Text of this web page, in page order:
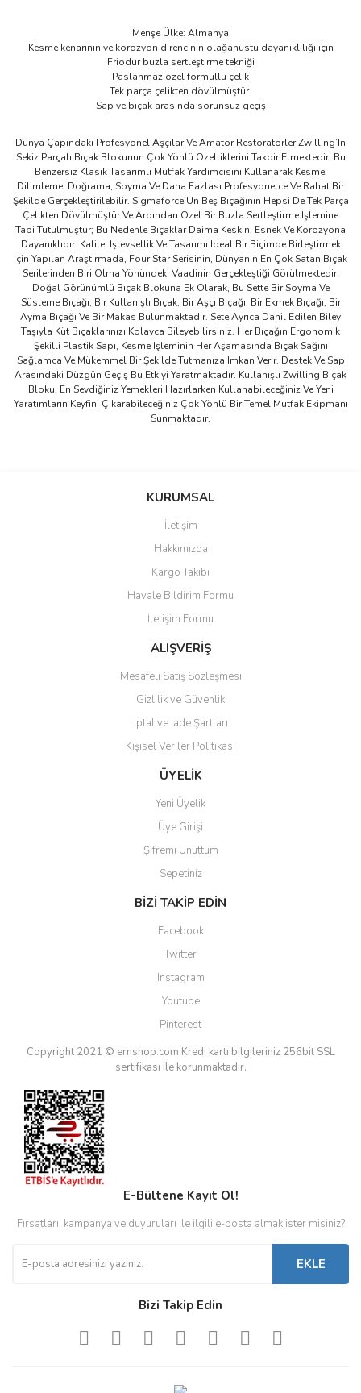
Menşe Ülke: Almanya
Kesme kenarının ve korozyon direncinin olağanüstü dayanıklılığı için
Friodur buzla sertleştirme tekniği
Paslanmaz özel formüllü çelik
Tek parça çelikten dövülmüştür.
Sap ve bıçak arasında sorunsuz geçiş
Dünya Çapındaki Profesyonel Aşçılar Ve Amatör Restoratörler Zwilling’In
Sekiz Parçalı Bıçak Blokunun Çok Yönlü Özelliklerini Takdir Etmektedir. Bu
Benzersiz Klasik Tasarımlı Mutfak Yardımcısını Kullanarak Kesme,
Dilimleme, Doğrama, Soyma Ve Daha Fazlası Profesyonelce Ve Rahat Bir
Şekilde Gerçekleştirilebilir. Sigmaforce’Un Beş Bıçağının Hepsi De Tek Parça
Çelikten Dövülmüştür Ve Ardından Özel Bir Buzla Sertleştirme Işlemine
Tabi Tutulmuştur; Bu Nedenle Bıçaklar Daima Keskin, Esnek Ve Korozyona
Dayanıklıdır. Kalite, Işlevsellik Ve Tasarımı Ideal Bir Biçimde Birleştirmek
Için Yapılan Araştırmada, Four Star Serisinin, Dünyanın En Çok Satan Bıçak
Serilerinden Biri Olma Yönündeki Vaadinin Gerçekleştiği Görülmektedir.
Doğal Görünümlü Bıçak Blokuna Ek Olarak, Bu Sette Bir Soyma Ve
Süsleme Bıçağı, Bir Kullanışlı Bıçak, Bir Aşçı Bıçağı, Bir Ekmek Bıçağı, Bir
Ayma Bıçağı Ve Bir Makas Bulunmaktadır. Sete Ayrıca Dahil Edilen Biley
Taşıyla Küt Bıçaklarınızı Kolayca Bileyebilirsiniz. Her Bıçağın Ergonomik
Şekilli Plastik Sapı, Kesme Işleminin Her Aşamasında Bıçak Sağını
Sağlamca Ve Mükemmel Bir Şekilde Tutmanıza Imkan Verir. Destek Ve Sap
Arasındaki Düzgün Geçiş Bu Etkiyi Yaratmaktadır. Kullanışlı Zwilling Bıçak
Bloku, En Sevdiğiniz Yemekleri Hazırlarken Kullanabileceğiniz Ve Yeni
Yaratımların Keyfini Çıkarabileceğiniz Çok Yönlü Bir Temel Mutfak Ekipmanı
Sunmaktadır.
Bu ürüne ilk yorumu siz yapın!
Ürün resmi kalitesiz, bozuk veya görüntülenemiyor.
Ürün açıklamasında eksik bilgiler bulunuyor.
Ürün bilgilerinde hatalar bulunuyor.
Ürün fiyatı diğer sitelerden daha pahalı.
Bu ürüne benzer farklı alternatifler olmalı.
Gönder
KURUMSAL
İletişim
Hakkımızda
Kargo Takibi
Havale Bildirim Formu
İletişim Formu
ALIŞVERİŞ
Mesafeli Satış Sözleşmesi
Gizlilik ve Güvenlik
İptal ve İade Şartları
Kişisel Veriler Politikası
ÜYELİK
Yeni Üyelik
Üye Girişi
Şifremi Unuttum
Sepetiniz
BİZİ TAKİP EDİN
Facebook
Twitter
Instagram
Youtube
Pinterest
Copyright 2021 © ernshop.com Kredi kartı bilgileriniz 256bit SSL
sertifikası ile korunmaktadır.
E-Bültene Kayıt Ol!
Fırsatları, kampanya ve duyuruları ile ilgili e-posta almak ister misiniz?
EKLE
Bizi Takip Edin